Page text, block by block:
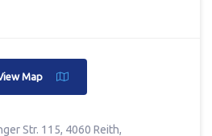
Map
Str. 115, 4060 Reith,